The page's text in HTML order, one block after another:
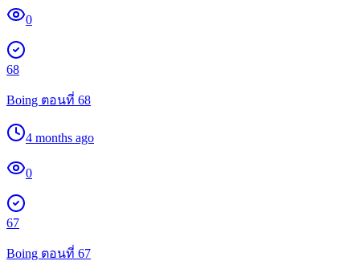
0
68
Boing ตอนที่ 68
4 months ago
0
67
Boing ตอนที่ 67